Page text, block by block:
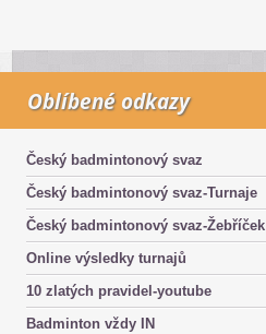
Oblíbené odkazy
Český badmintonový svaz
Český badmintonový svaz-Turnaje
Český badmintonový svaz-Žebříček
Online výsledky turnajů
10 zlatých pravidel-youtube
Badminton vždy IN